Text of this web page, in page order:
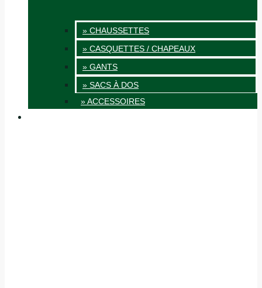
» CHAUSSETTES
» CASQUETTES / CHAPEAUX
» GANTS
» SACS À DOS
» ACCESSOIRES